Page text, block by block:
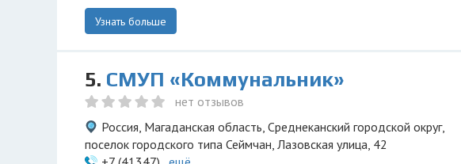
Узнать больше
5. СМУП «Коммунальник»
нет отзывов
Россия, Магаданская область, Среднеканский городской округ,
поселок городского типа Сеймчан, Лазовская улица, 42